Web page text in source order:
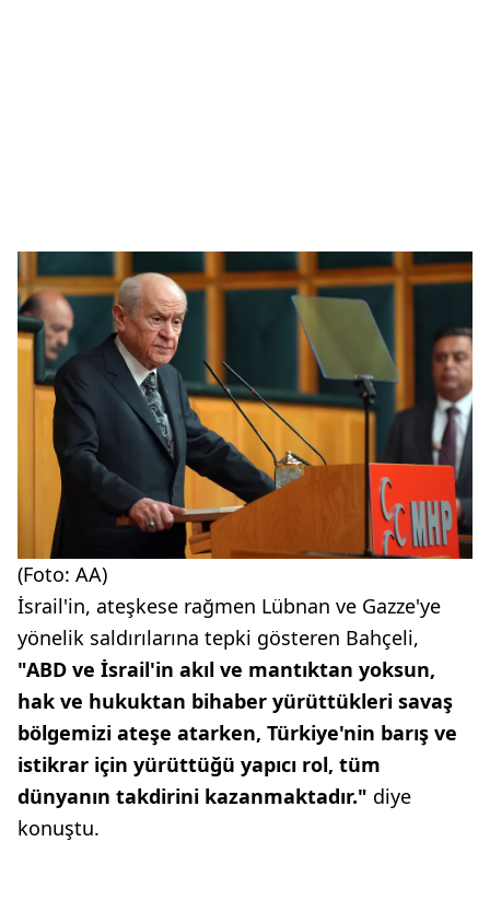
(Foto: AA)
İsrail'in, ateşkese rağmen Lübnan ve Gazze'ye
yönelik saldırılarına tepki gösteren Bahçeli,
"ABD ve İsrail'in akıl ve mantıktan yoksun,
hak ve hukuktan bihaber yürüttükleri savaş
bölgemizi ateşe atarken, Türkiye'nin barış ve
istikrar için yürüttüğü yapıcı rol, tüm
dünyanın takdirini kazanmaktadır." diye
konuştu.